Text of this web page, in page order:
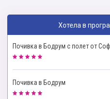
Хотела в
Почивка в Бодрум с полет от
Почивка в Бодрум